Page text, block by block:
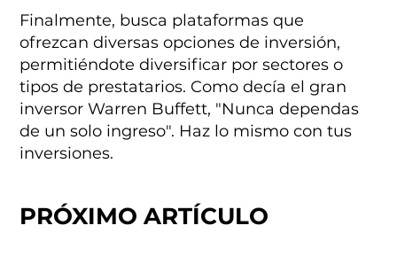
PRÓXIMO ARTÍCULO
Finalmente, busca plataformas que
ofrezcan diversas opciones de inversión,
permitiéndote diversificar por sectores o
tipos de prestatarios. Como decía el gran
inversor Warren Buffett, "Nunca dependas
de un solo ingreso". Haz lo mismo con tus
inversiones.